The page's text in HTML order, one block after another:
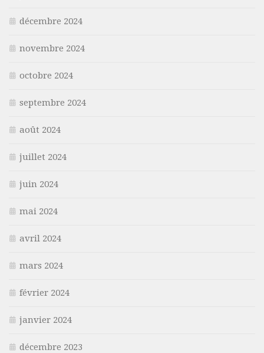
décembre 2024
novembre 2024
octobre 2024
septembre 2024
août 2024
juillet 2024
juin 2024
mai 2024
avril 2024
mars 2024
février 2024
janvier 2024
décembre 2023